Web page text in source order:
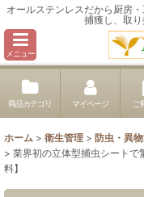
オールステンレスだから厨房
捕獲し、取
メニュー
商品カテゴリ マイページ ご
ホーム > 衛生管理 > 防虫・異
> 業界初の立体型捕虫シート
料】